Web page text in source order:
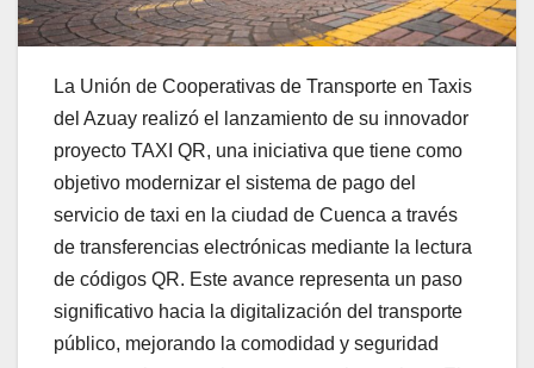
La Unión de Cooperativas de Transporte en Taxis
del Azuay realizó el lanzamiento de su innovador
proyecto TAXI QR, una iniciativa que tiene como
objetivo modernizar el sistema de pago del
servicio de taxi en la ciudad de Cuenca a través
de transferencias electrónicas mediante la lectura
de códigos QR. Este avance representa un paso
significativo hacia la digitalización del transporte
público, mejorando la comodidad y seguridad